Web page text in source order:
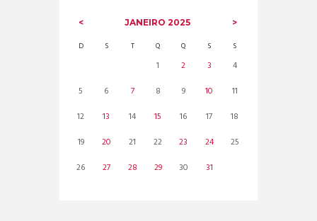
JANEIRO2025
D S T Q Q S S
1 2 3
4
5
6 7 8 9 10
11
12
13 14 15 16 17
18
19
20 21 22 23 24
25
26
27 28 29 30 31